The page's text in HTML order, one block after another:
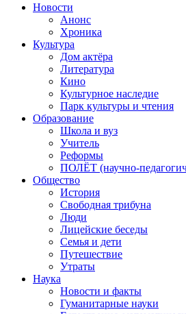
Новости
Анонс
Хроника
Культура
Дом актёра
Литература
Кино
Культурное наследие
Парк культуры и чтения
Образование
Школа и вуз
Учитель
Реформы
ПОЛЁТ (научно-
Общество
История
Свободная трибуна
Люди
Лицейские беседы
Семья и дети
Путешествие
Утраты
Наука
Новости и факты
Гуманитарные науки